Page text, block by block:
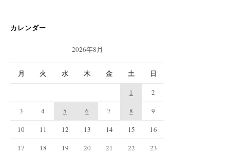
カレンダー
2026年8月
月 火 水 木 金 土 日
1
2
3
4 5 6 7 8
9
10
11 12 13 14 15
16
17
18 19 20 21 22
23